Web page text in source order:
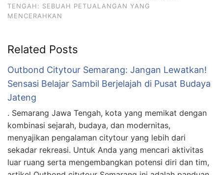
TENGAH: SEBUAH PETUALANGAN YANG
MENCERAHKAN
Related Posts
Outbond Citytour Semarang: Jangan Lewatkan!
Sensasi Belajar Sambil Berjelajah di Pusat Budaya
Jateng
. Semarang Jawa Tengah, kota yang memikat dengan
kombinasi sejarah, budaya, dan modernitas,
menyajikan pengalaman citytour yang lebih dari
sekadar rekreasi. Untuk Anda yang mencari aktivitas
luar ruang serta mengembangkan potensi diri dan tim,